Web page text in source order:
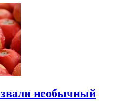
необычный